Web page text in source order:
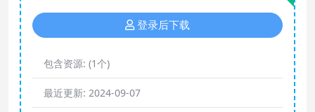
登录后下载
包含资源: (1个)
最近更新: 2024-09-07